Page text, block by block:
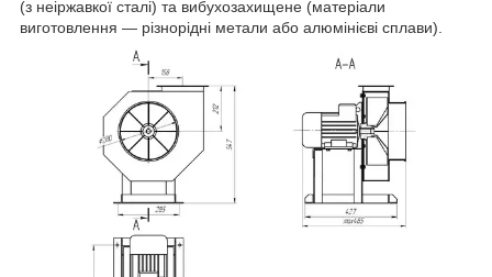
(з неіржавкої сталі) та вибухозахищене (матеріали
виготовлення — різнорідні метали або алюмінієві сплави).